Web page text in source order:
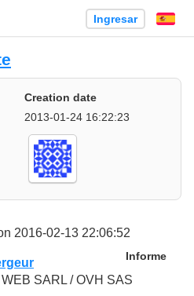
Ingresar
Creation date
2013-01-24 16:22:23
2016-02-13 22:06:52
Informe
SARL / OVH SAS